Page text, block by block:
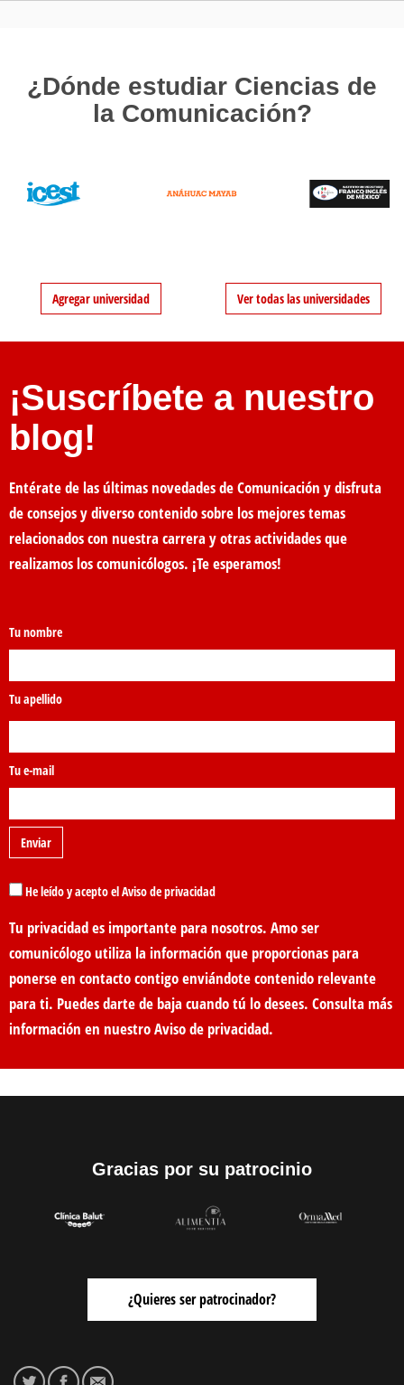
¿Dónde estudiar Ciencias de
la Comunicación?
Agregar universidad Ver todas las universidades
¡Suscríbete a nuestro
blog!
Entérate de las últimas novedades de Comunicación y disfruta
de consejos y diverso contenido sobre los mejores temas
relacionados con nuestra carrera y otras actividades que
realizamos los comunicólogos. ¡Te esperamos!
Tu nombre
Tu apellido
Tu e-mail
He leído y acepto el Aviso de privacidad
Tu privacidad es importante para nosotros. Amo ser
comunicólogo utiliza la información que proporcionas para
ponerse en contacto contigo enviándote contenido relevante
para ti. Puedes darte de baja cuando tú lo desees. Consulta más
información en nuestroAviso de privacidad.
Gracias por su patrocinio
¿Quieres ser patrocinador?